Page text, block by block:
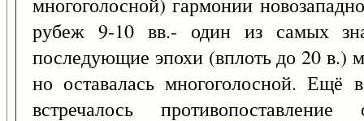
рубеж 9-10 вв.- один из самых
последующие эпохи (вплоть до 20 в.)
но оставалась многоголосной. Ещё
встречалось